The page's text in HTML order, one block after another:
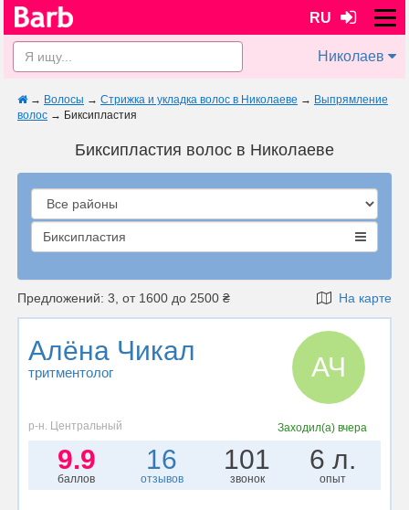
RU
Николаев
→ Волосы → Стрижка и укладка волос в Николаеве → Выпрямление
волос → Биксипластия
Биксипластия волос в Николаеве
Биксипластия
Предложений: 3, от 1600 до 2500 ₴ На карте
Алёна Чикал
тритментолог АЧ
р-н. Центральный Заходил(а) вчера
9.9
баллов
16
отзывов
101
звонок
6 л.
опыт